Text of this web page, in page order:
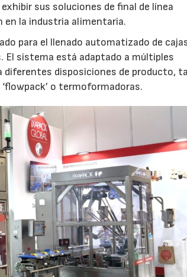
sus soluciones de final de línea
en la industria alimentaria.
para el llenado automatizado de
sistema está adaptado a múltiples
diferentes disposiciones de producto,
o termoformadoras.